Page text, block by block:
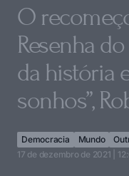
O
Resenha
da história
sonhos”,
Democracia Mundo
17 de dezembro de 2021 |